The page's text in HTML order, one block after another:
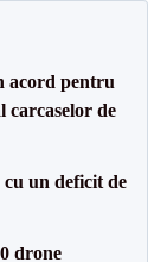
acord pentru
de
un deficit de
drone